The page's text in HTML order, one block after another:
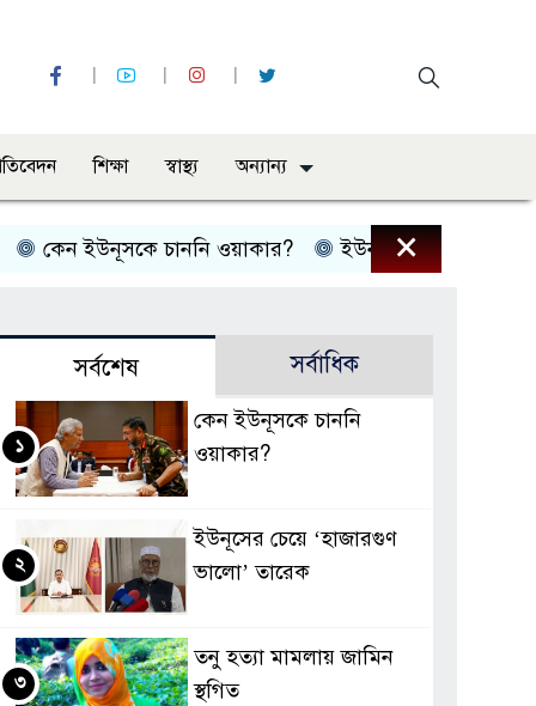
শিক্ষা স্বাস্থ্য অন্যান্য
ইউনূসকে চাননি ওয়াকার? ইউনূসের চেয়ে ‘হাজারগুণ
×
সর্বশেষ সর্বাধিক
কেন ইউনূসকে চাননি
ওয়াকার?
১
ইউনূসের চেয়ে ‘হাজারগুণ
ভালো’ তারেক
২
তনু হত্যা মামলায় জামিন
স্থগিত
৩